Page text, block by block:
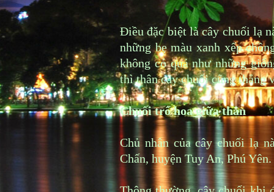
Điều đặc biệt là cây chuối lạ
những bẹ màu xanh xếp
không có quả như những
thì thân cây chuối cũng thẳng
Chuối trổ hoa giữa thân
Chủ nhân của cây chuối lạ
Chấn, huyện Tuy An, Phú Yên.